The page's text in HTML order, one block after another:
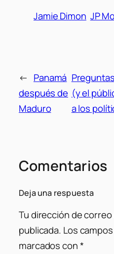
Jamie Dimon JP
← Panamá
después de
Maduro
(y el
a los
Comentarios
Deja una respuesta
Tu dirección de
publicada. Los
marcados con*